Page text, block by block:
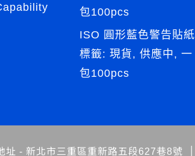
包100pcs
ISO 圓形藍色警告貼紙
標籤: 現貨, 供應中, 一
包100pcs
址 - 新北市三重區重新路五段627巷8號